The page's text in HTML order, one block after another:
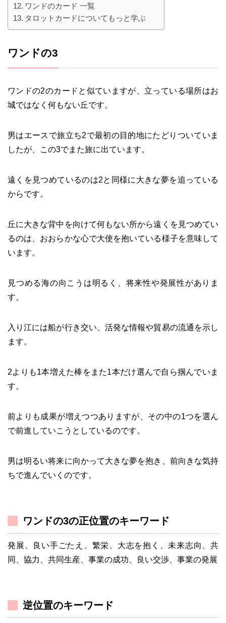
ワンドのカード 一覧
タロットカードについてもっと学ぶ
ワンドの3
ワンドの2のカードと似ていますが、立っている場所はお
城ではなく何もない丘です。
男はエースで旅立ち2で最初の目的地にたどりついていま
したが、この3でまた旅に出ています。
遠くを見つめているのは2と同様に大きな夢を追っている
からです。
丘に大きな背中を向けて何もない所から遠くを見つめてい
るのは、おおらかな心で大使を抱いている様子を意味して
います。
見つめる海の向こうは明るく、将来性や発展性がありま
す。
入り江には船が行き交い、活発な情報や貿易の流通を示し
ます。
2よりも1本増えた棒をまた1本だけ選んで自ら掴んでいま
す。
前よりも成果が増えつつありますが、その中の1つを選ん
で前進していこうとしているのです。
男は明るい将来に向かって大きな夢を抱き、前向きな気持
ちで進んでいくのです。
ワンドの3の正位置のキーワード
発展、良い手ごたえ、繁栄、大志を抱く、未来志向、共
同、協力、共同生産、事業の成功、良い交渉、事業の発展
逆位置のキーワード